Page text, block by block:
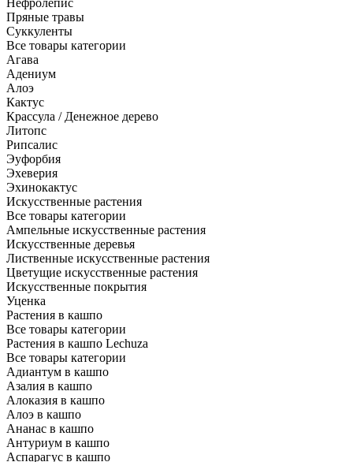
Пряные травы
Суккуленты
Все товары категории
Агава
Адениум
Алоэ
Кактус
Крассула / Денежное дерево
Литопс
Рипсалис
Эуфорбия
Эхеверия
Эхинокактус
Искусственные растения
Все товары категории
Ампельные искусственные растения
Искусственные деревья
Лиственные искусственные растения
Цветущие искусственные растения
Искусственные покрытия
Уценка
Растения в кашпо
Все товары категории
Растения в кашпо Lechuza
Все товары категории
Адиантум в кашпо
Азалия в кашпо
Алоказия в кашпо
Алоэ в кашпо
Ананас в кашпо
Антуриум в кашпо
Аспарагус в кашпо